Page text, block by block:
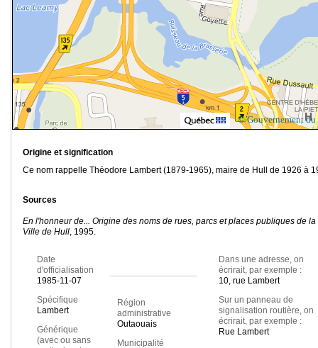
© Gouvernement du
Origine et signification
Ce nom rappelle Théodore Lambert (1879-1965), maire de Hull de 1926 à
Sources
En l'honneur de... Origine des noms de rues, parcs et places publiques de la
Ville de Hull, 1995.
Date
d'officialisation
1985-11-07
Spécifique
Lambert
Générique
(avec ou sans
Région
administrative
Outaouais
Municipalité
Dans une adresse, on
écrirait, par exemple :
10, rue Lambert
Sur un panneau de
signalisation routière, on
écrirait, par exemple :
Rue Lambert